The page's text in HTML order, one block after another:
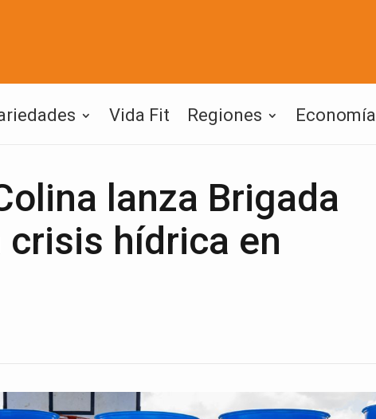
Vida Fit Regiones Economía
lanza Brigada
crisis hídrica en